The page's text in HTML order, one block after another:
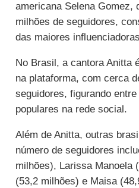
americana Selena Gomez,
milhões de seguidores,
das maiores
No Brasil, a cantora Anitta
na plataforma, com cerca
seguidores, figurando
populares na rede social.
Além de Anitta, outras
número de seguidores
milhões), Larissa Manoela
(53,2 milhões) e Maisa